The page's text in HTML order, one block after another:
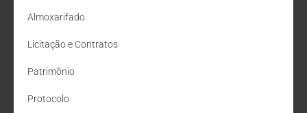
Almoxarifado
Licitação e Contratos
Patrimônio
Protocolo